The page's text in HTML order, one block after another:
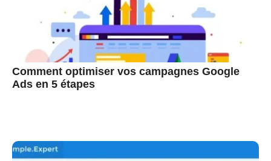
Comment optimiser vos campagnes Google
Ads en 5 étapes